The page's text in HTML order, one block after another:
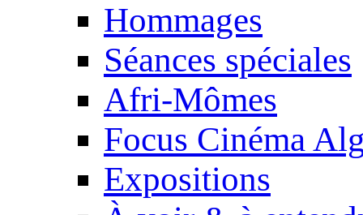
Hommages
Séances spéciales
Afri-Mômes
Focus Cinéma
Expositions